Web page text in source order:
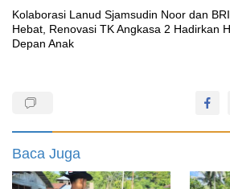
Kolaborasi Lanud Sjamsudin Noor dan
Hebat, Renovasi TK Angkasa 2 Hadirkan
Depan Anak
Baca Juga